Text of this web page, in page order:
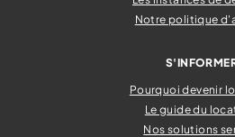
Notre politique
Pourquoi devenir
Le guide du
Nos solutions